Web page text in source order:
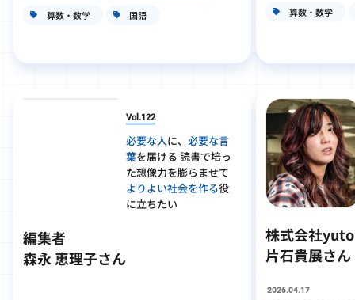
算数・数学 国語
Vol.122
必要な人に、 必要な言
葉を届ける 読書で培っ
た想像力を膨らませて
よりよい社会を作る役
に立ちたい
編集者
森永 恵理子さん
算数・数学
株式会社
片石貴展さん
2026.04.17